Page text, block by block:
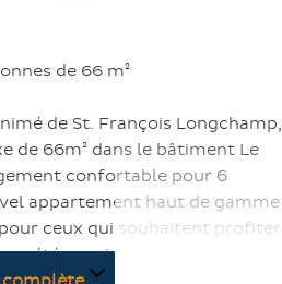
de 66 m²
de St. François Longchamp,
de 66m² dans le bâtiment Le
confortable pour 6
appartement haut de gamme
ceux qui souhaitent profiter
été, au pied des activités et